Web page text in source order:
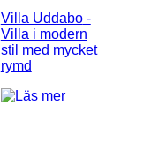
Villa Uddabo-
Villa i modern
stil med mycket
rymd